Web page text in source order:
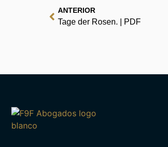
ANTERIOR
Tage der Rosen. | PDF